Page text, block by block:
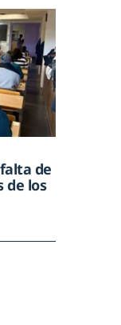
de
de los